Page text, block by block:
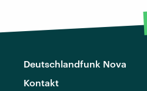
Deutschlandfunk Nova
Kontakt